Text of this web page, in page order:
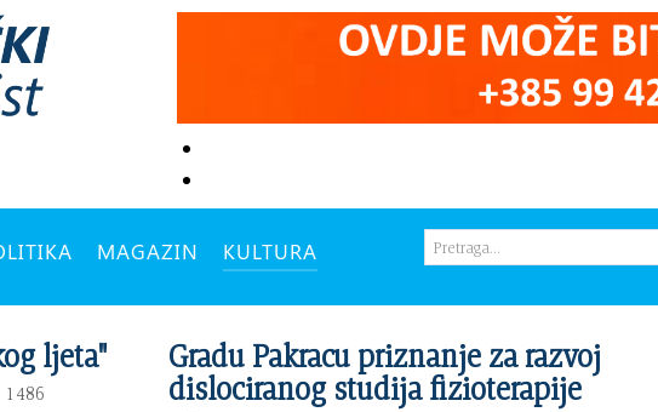
MAGAZIN KULTURA
ljeta"
1486
Gradu Pakracu priznanje za razvoj
dislociranog studija fizioterapije